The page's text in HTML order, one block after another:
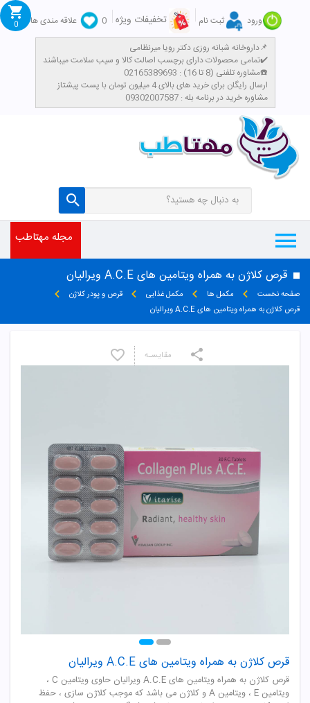
ورود ثبت نام تخفیفات ویژه 0
علاقه مندی ها
داروخانه شبانه روزی دکتر رویا میرنظامی📌
تمامی محصولات دارای برچسب اصالت کالا و سیب سلامت میباشند✔️
مشاوره تلفنی (8 تا 16) : 02165389693☎️
​ارسال رایگان برای خرید های بالای 4 میلیون تومان با پست پیشتاز
مشاوره خرید در برنامه بله : 09302007587
0
مجله مهتاطب
قرص کلاژن به همراه ویتامین های A.C.E ویرالیان
صفحه نخست مکمل ها مکمل غذایی
قرص و پودر کلاژن
قرص کلاژن به همراه ویتامین های A.C.E ویرالیان
قرص کلاژن به همراه ویتامین های A.C.E ویرالیان
قرص کلاژن به همراه ویتامین های A.C.E ویرالیان حاوی ویتامین C ،
ویتامین E ، ویتامین A و کلاژن می باشد که موجب کلاژن سازی ، حفظ
مقایسـه